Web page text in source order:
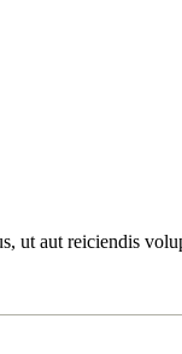
ut aut reiciendis